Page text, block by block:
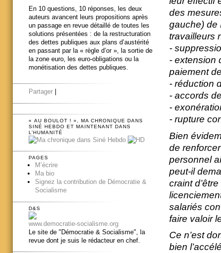
des
gauche) de
travailleurs
-
- extension
paiement
- réduction
- accords
-
- rupture
Bien
de
personnel
peut-il
craint
salariés
faire valoir
Ce n’est
bien
En 10 questions, 10 réponses, les deux
auteurs avancent leurs propositions après
un passage en revue détaillé de toutes les
solutions présentées : de la restructuration
des dettes publiques aux plans d’austérité
en passant par la « règle d’or », la sortie de
la zone euro, les euro-obligations ou la
monétisation des dettes publiques.
Partager
« AU BOULOT ! », MA CHRONIQUE DANS
SINÉ HEBDO ET MAINTENANT DANS
L’HUMANITÉ
PAGES
M’écrire
Ma bio
Signez la contribution de Démocratie &
Socialisme
D&S
www.democratie-socialisme.org
Le site de "Démocratie & Socialisme", la
revue dont je suis le rédacteur en chef.